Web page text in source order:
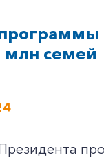
Заказать
млн семей